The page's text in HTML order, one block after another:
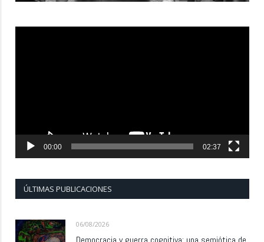
00:00 02:37
ÚLTIMAS PUBLICACIONES
06/08/2026